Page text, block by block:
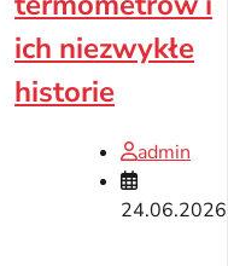
ich niezwykłe
historie
admin
24.06.2026